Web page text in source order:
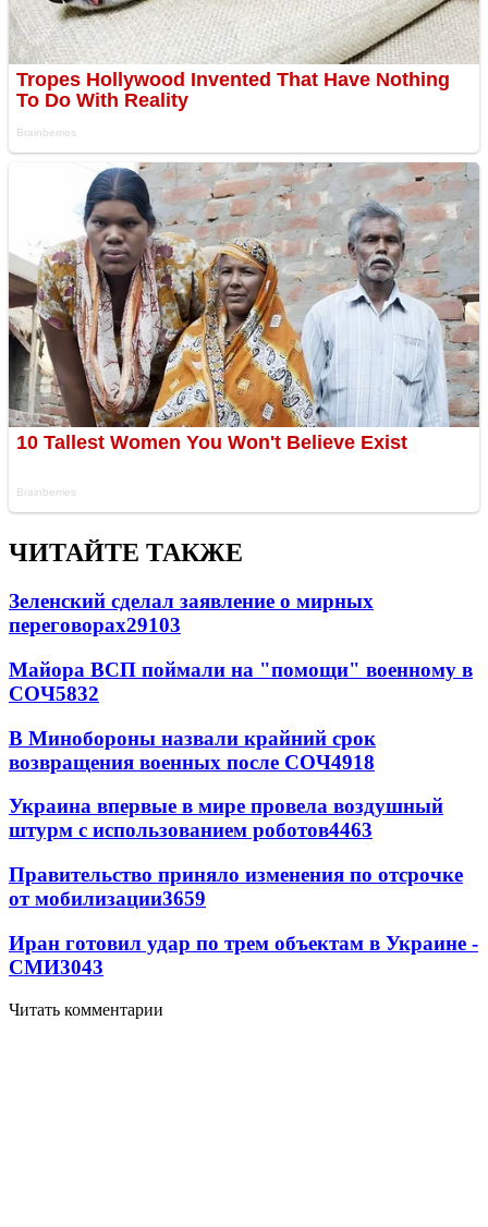
ЧИТАЙТЕ ТАКЖЕ
Зеленский сделал заявление о мирных
переговорах29103
Майора ВСП поймали на "помощи" военному в
СОЧ5832
В Минобороны назвали крайний срок
возвращения военных после СОЧ4918
Украина впервые в мире провела воздушный
штурм с использованием роботов4463
Правительство приняло изменения по отсрочке
от мобилизации3659
Иран готовил удар по трем объектам в Украине -
СМИ3043
Читать комментарии